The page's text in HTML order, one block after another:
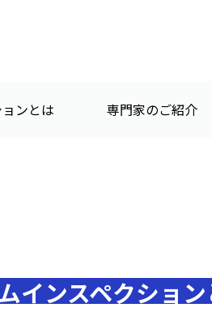
ンとは 専門家のご紹介
インスペクショ